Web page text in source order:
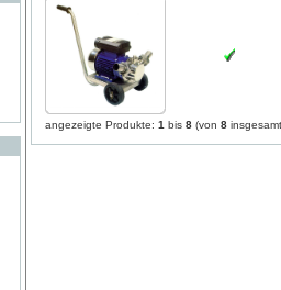
angezeigte Produkte: 1 bis 8 (von 8